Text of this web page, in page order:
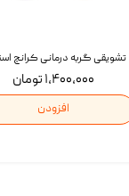
۱,۴۰۰,۰۰۰ تومان
افزودن